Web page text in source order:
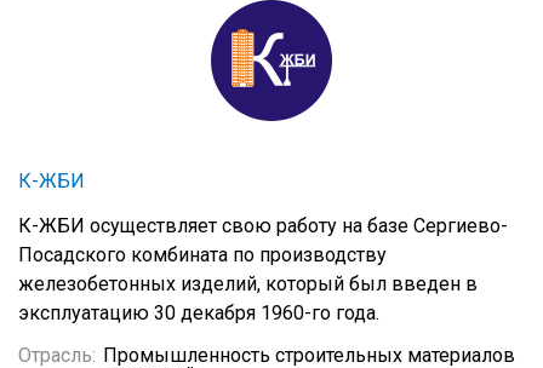
К-ЖБИ
К-ЖБИ осуществляет свою работу на базе Сергиево-
Посадского комбината по производству
железобетонных изделий, который был введен в
эксплуатацию 30 декабря 1960-го года.
Отрасль: Промышленность строительных материалов